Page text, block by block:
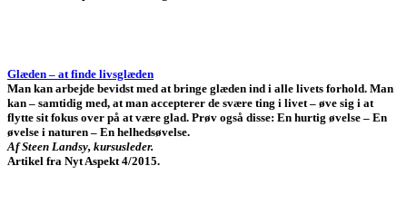
Glæden – at finde livsglæden
Man kan arbejde bevidst med at bringe glæden ind i alle livets forhold. Man
kan – samtidig med, at man accepterer de svære ting i livet – øve sig i at
flytte sit fokus over på at være glad. Prøv også disse: En hurtig øvelse – En
øvelse i naturen – En helhedsøvelse.
Af Steen Landsy, kursusleder.
Artikel fra Nyt Aspekt 4/2015.